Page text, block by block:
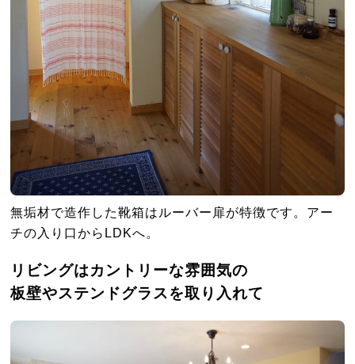
無垢材で造作した靴箱はルーバー扉が特徴です。アー
チの入り口からLDKへ。
リビングはカントリーな雰囲気の
板壁やステンドグラスを取り入れて